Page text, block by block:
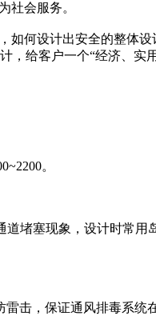
社会服务。
何设计出安全的整体
给客户一个“经济、实
。
塞现象，设计时常用
，保证通风排毒系统